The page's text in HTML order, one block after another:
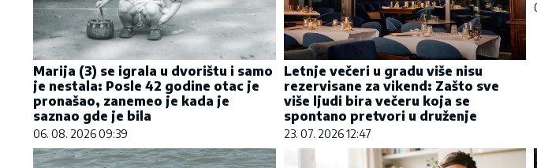
Marija (3) se igrala u dvorištu i samo
je nestala: Posle 42 godine otac je
pronašao, zanemeo je kada je
saznao gde je bila
06. 08. 2026 09:39
Letnje večeri u gradu više nisu
rezervisane za vikend: Zašto sve
više ljudi bira večeru koja se
spontano pretvori u druženje
23. 07. 2026 12:47